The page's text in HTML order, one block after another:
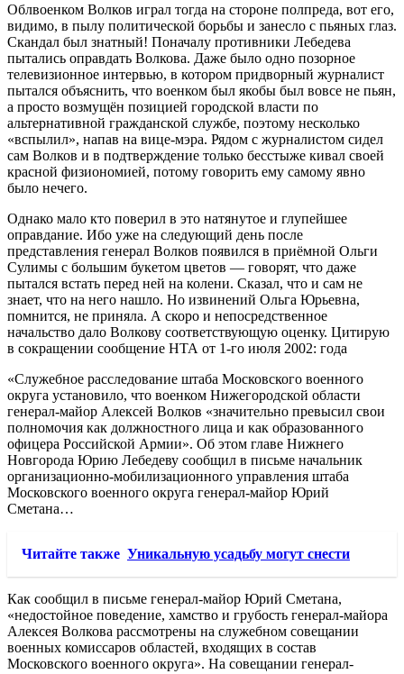
Облвоенком Волков играл тогда на стороне полпреда, вот его,
видимо, в пылу политической борьбы и занесло с пьяных глаз.
Скандал был знатный! Поначалу противники Лебедева
пытались оправдать Волкова. Даже было одно позорное
телевизионное интервью, в котором придворный журналист
пытался объяснить, что военком был якобы был вовсе не пьян,
а просто возмущён позицией городской власти по
альтернативной гражданской службе, поэтому несколько
«вспылил», напав на вице-мэра. Рядом с журналистом сидел
сам Волков и в подтверждение только бесстыже кивал своей
красной физиономией, потому говорить ему самому явно
было нечего.
Однако мало кто поверил в это натянутое и глупейшее
оправдание. Ибо уже на следующий день после
представления генерал Волков появился в приёмной Ольги
Сулимы с большим букетом цветов — говорят, что даже
пытался встать перед ней на колени. Сказал, что и сам не
знает, что на него нашло. Но извинений Ольга Юрьевна,
помнится, не приняла. А скоро и непосредственное
начальство дало Волкову соответствующую оценку. Цитирую
в сокращении сообщение НТА от 1-го июля 2002: года
«Служебное расследование штаба Московского военного
округа установило, что военком Нижегородской области
генерал-майор Алексей Волков «значительно превысил свои
полномочия как должностного лица и как образованного
офицера Российской Армии». Об этом главе Нижнего
Новгорода Юрию Лебедеву сообщил в письме начальник
организационно-мобилизационного управления штаба
Московского военного округа генерал-майор Юрий
Сметана…
Читайте также Уникальную усадьбу могут снести
Как сообщил в письме генерал-майор Юрий Сметана,
«недостойное поведение, хамство и грубость генерал-майора
Алексея Волкова рассмотрены на служебном совещании
военных комиссаров областей, входящих в состав
Московского военного округа». На совещании генерал-